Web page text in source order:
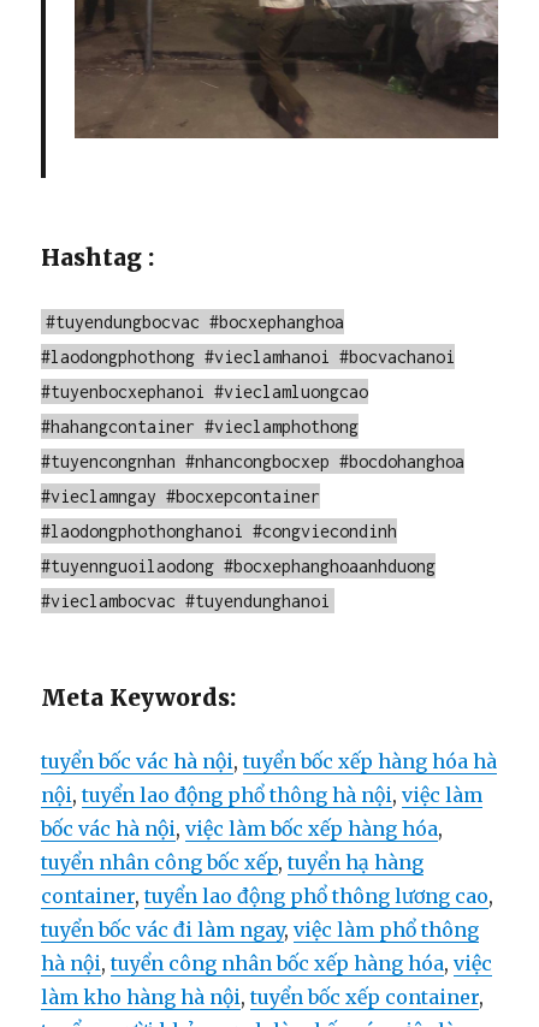
Hashtag :
#tuyendungbocvac #bocxephanghoa
#laodongphothong #vieclamhanoi #bocvachanoi
#tuyenbocxephanoi #vieclamluongcao
#hahangcontainer #vieclamphothong
#tuyencongnhan #nhancongbocxep #bocdohanghoa
#vieclamngay #bocxepcontainer
#laodongphothonghanoi #congviecondinh
#tuyennguoilaodong #bocxephanghoaanhduong
#vieclambocvac #tuyendunghanoi
Meta Keywords:
tuyển bốc vác hà nội,tuyển bốc xếp hàng hóa hà
nội,tuyển lao động phổ thông hà nội,việc làm
bốc vác hà nội,việc làm bốc xếp hàng hóa,
tuyển nhân công bốc xếp,tuyển hạ hàng
container,tuyển lao động phổ thông lương cao,
tuyển bốc vác đi làm ngay,việc làm phổ thông
hà nội,tuyển công nhân bốc xếp hàng hóa,việc
làm kho hàng hà nội,tuyển bốc xếp container,